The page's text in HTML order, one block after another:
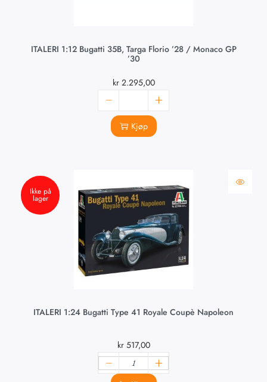
ITALERI 1:12 Bugatti 35B, Targa Florio ’28 / Monaco GP
’30
kr2.295,00
Kjøp
Ikke på
lager
ITALERI 1:24 Bugatti Type 41 Royale Coupè Napoleon
kr517,00